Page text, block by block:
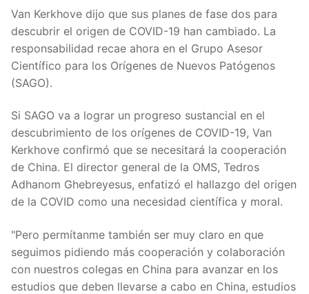
Van Kerkhove dijo que sus planes de fase dos para
descubrir el origen de COVID-19 han cambiado. La
responsabilidad recae ahora en el Grupo Asesor
Científico para los Orígenes de Nuevos Patógenos
(SAGO).
Si SAGO va a lograr un progreso sustancial en el
descubrimiento de los orígenes de COVID-19, Van
Kerkhove confirmó que se necesitará la cooperación
de China. El director general de la OMS, Tedros
Adhanom Ghebreyesus, enfatizó el hallazgo del origen
de la COVID como una necesidad científica y moral.
"Pero permítanme también ser muy claro en que
seguimos pidiendo más cooperación y colaboración
con nuestros colegas en China para avanzar en los
estudios que deben llevarse a cabo en China, estudios